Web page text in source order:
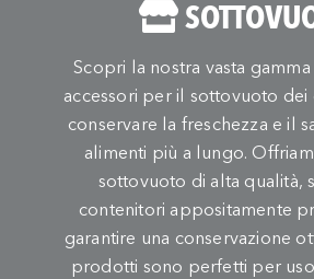
Scopri la nostra vasta
accessori per il sottovuoto
conservare la freschezza e il
alimenti più a lungo.
sottovuoto di alta qualità,
contenitori appositamente
garantire una conservazione
prodotti sono perfetti per